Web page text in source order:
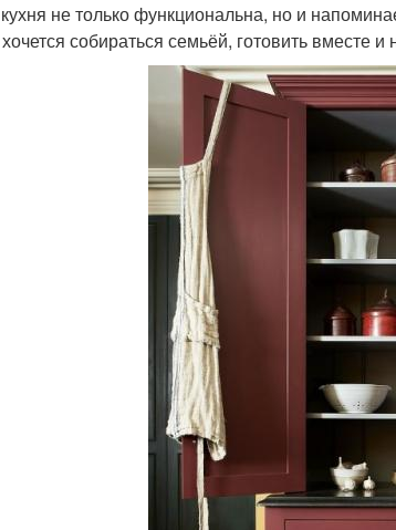
не только функциональна, но и
собираться семьёй, готовить вместе